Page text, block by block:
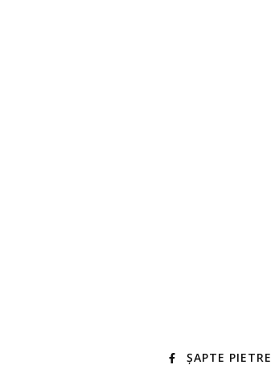
ȘAPTE PIETRE